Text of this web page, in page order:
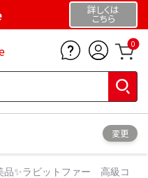
詳しくは
こちら
0
変更
品✨ラビットファー 高級コ